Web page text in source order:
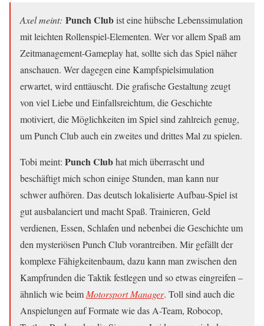
Axel meint: Punch Clubist eine hübsche Lebenssimulation
mit leichten Rollenspiel-Elementen. Wer vor allem Spaß am
Zeitmanagement-Gameplay hat, sollte sich das Spiel näher
anschauen. Wer dagegen eine Kampfspielsimulation
erwartet, wird enttäuscht. Die grafische Gestaltung zeugt
von viel Liebe und Einfallsreichtum, die Geschichte
motiviert, die Möglichkeiten im Spiel sind zahlreich genug,
um Punch Club auch ein zweites und drittes Mal zu spielen.
Tobi meint: Punch Clubhat mich überrascht und
beschäftigt mich schon einige Stunden, man kann nur
schwer aufhören. Das deutsch lokalisierte Aufbau-Spiel ist
gut ausbalanciert und macht Spaß. Trainieren, Geld
verdienen, Essen, Schlafen und nebenbei die Geschichte um
den mysteriösen Punch Club vorantreiben. Mir gefällt der
komplexe Fähigkeitenbaum, dazu kann man zwischen den
Kampfrunden die Taktik festlegen und so etwas eingreifen –
ähnlich wie beimMotorsport Manager. Toll sind auch die
Anspielungen auf Formate wie das A-Team, Robocop,